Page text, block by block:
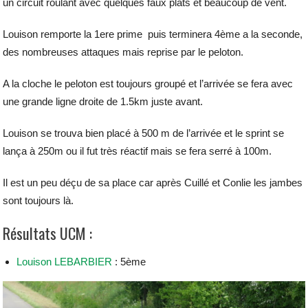
un circuit roulant avec quelques faux plats et beaucoup de vent.
Louison remporte la 1ere prime puis terminera 4ème a la seconde,
des nombreuses attaques mais reprise par le peloton.
A la cloche le peloton est toujours groupé et l’arrivée se fera avec
une grande ligne droite de 1.5km juste avant.
Louison se trouva bien placé à 500 m de l’arrivée et le sprint se
lança à 250m ou il fut très réactif mais se fera serré à 100m.
Il est un peu déçu de sa place car après Cuillé et Conlie les jambes
sont toujours là.
Résultats UCM :
Louison LEBARBIER : 5ème